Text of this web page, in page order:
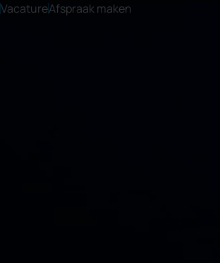
VacatureAfspraak maken